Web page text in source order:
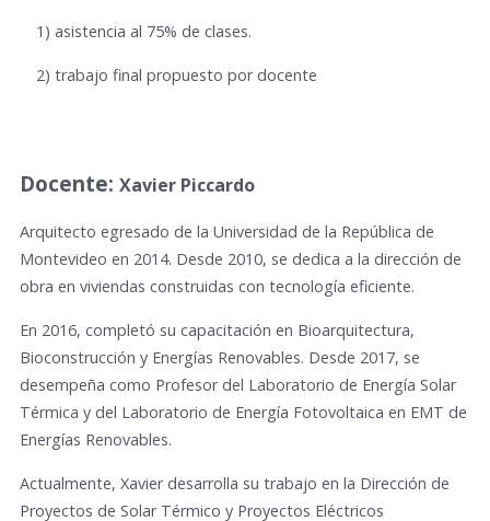
1) asistencia al 75% de clases.
2) trabajo final propuesto por docente
Docente: Xavier Piccardo
Arquitecto egresado de la Universidad de la República de
Montevideo en 2014. Desde 2010, se dedica a la dirección de
obra en viviendas construidas con tecnología eficiente.
En 2016, completó su capacitación en Bioarquitectura,
Bioconstrucción y Energías Renovables. Desde 2017, se
desempeña como Profesor del Laboratorio de Energía Solar
Térmica y del Laboratorio de Energía Fotovoltaica en EMT de
Energías Renovables.
Actualmente, Xavier desarrolla su trabajo en la Dirección de
Proyectos de Solar Térmico y Proyectos Eléctricos